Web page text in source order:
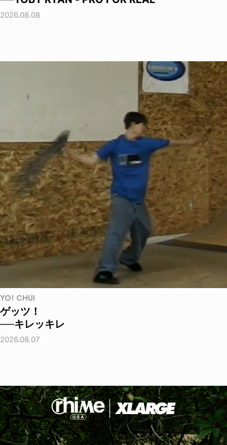
2026.08.08
YO! CHUI
ゲッツ！
──キレッキレ
2026.08.07